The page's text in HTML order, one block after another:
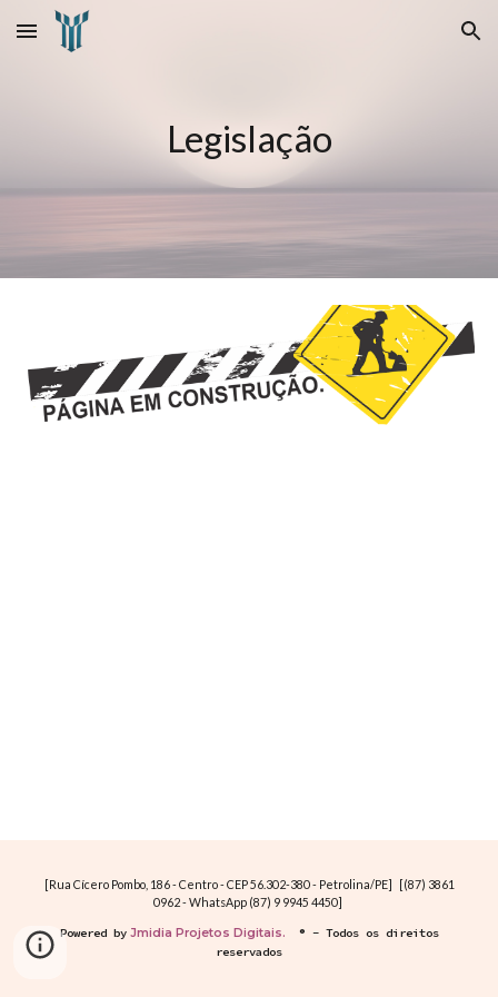
Skip to main content Skip to navigation
Legislação
[Rua Cícero Pombo, 186 - Centro - CEP 56.302-380 - Petrolina/PE] [(87) 3861
0962 - WhatsApp (87) 9 9945 4450]
Powered by Jmidia Projetos Digitais. ® - Todos os direitos
reservados